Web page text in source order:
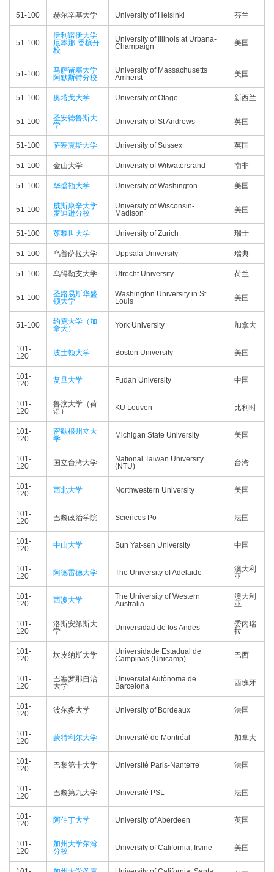
51-100 赫尔辛基大学 University of Helsinki 芬兰
51-100
伊利诺伊大学
厄本那-香槟分
校
University of Illinois at Urbana-
Champaign
美国
51-100
马萨诸塞大学
阿默斯特分校
University of Massachusetts
Amherst
美国
51-100 奥塔戈大学 University of Otago 新西兰
51-100
圣安德鲁斯大
学
University of St Andrews 英国
51-100 萨塞克斯大学 University of Sussex 英国
51-100 金山大学 University of Witwatersrand 南非
51-100 华盛顿大学 University of Washington 美国
51-100
威斯康辛大学
麦迪逊分校
University of Wisconsin-
Madison
美国
51-100 苏黎世大学 University of Zurich 瑞士
51-100 乌普萨拉大学 Uppsala University 瑞典
51-100 乌得勒支大学 Utrecht University 荷兰
51-100
圣路易斯华盛
顿大学
Washington University in St.
Louis
美国
51-100
约克大学（加
拿大）
York University 加拿大
101-
120
波士顿大学 Boston University 美国
101-
120
复旦大学 Fudan University 中国
101-
120
鲁汶大学（荷
语）
KU Leuven 比利时
101-
120
密歇根州立大
学
Michigan State University 美国
101-
120
国立台湾大学
National Taiwan University
(NTU)
台湾
101-
120
西北大学 Northwestern University 美国
101-
120
巴黎政治学院 Sciences Po 法国
101-
120
中山大学 Sun Yat-sen University 中国
101-
120
阿德雷德大学 The University of Adelaide
澳大利
亚
101-
120
西澳大学
The University of Western
Australia
澳大利
亚
101-
120
洛斯安第斯大
学
Universidad de los Andes
委内瑞
拉
101-
120
坎皮纳斯大学
Universidade Estadual de
Campinas (Unicamp)
巴西
101-
120
巴塞罗那自治
大学
Universitat Autònoma de
Barcelona
西班牙
101-
120
波尔多大学 University of Bordeaux 法国
101-
120
蒙特利尔大学 Université de Montréal 加拿大
101-
120
巴黎第十大学 Université Paris-Nanterre 法国
101-
120
巴黎第九大学 Université PSL 法国
101-
120
阿伯丁大学 University of Aberdeen 英国
101-
120
加州大学尔湾
分校
University of California, Irvine 美国